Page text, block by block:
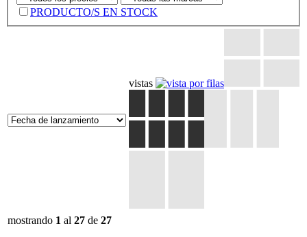
PRODUCTO/S EN STOCK
vistas
mostrando 1 al 27 de 27